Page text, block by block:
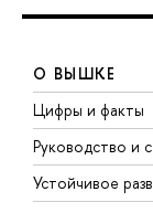
О ВЫШКЕ
Цифры и факты
Руководство и
Устойчивое